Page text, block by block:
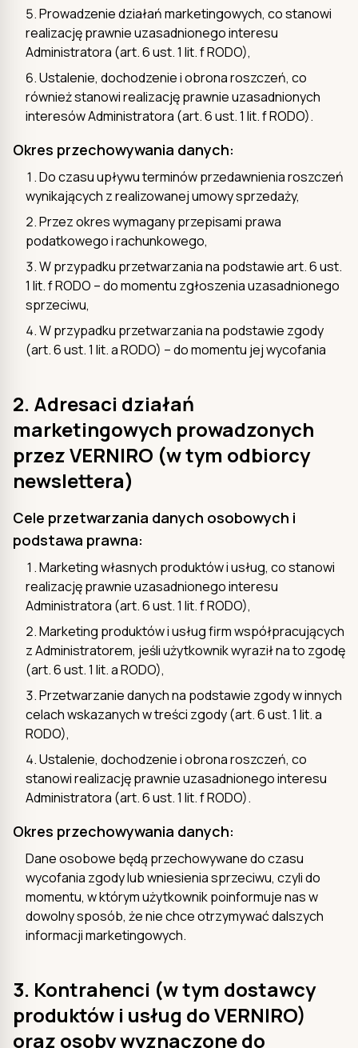
Prowadzenie działań marketingowych, co stanowi
realizację prawnie uzasadnionego interesu
Administratora (art. 6 ust. 1 lit. f RODO),
Ustalenie, dochodzenie i obrona roszczeń, co
również stanowi realizację prawnie uzasadnionych
interesów Administratora (art. 6 ust. 1 lit. f RODO).
Okres przechowywania danych:
Do czasu upływu terminów przedawnienia roszczeń
wynikających z realizowanej umowy sprzedaży,
Przez okres wymagany przepisami prawa
podatkowego i rachunkowego,
W przypadku przetwarzania na podstawie art. 6 ust.
1 lit. f RODO – do momentu zgłoszenia uzasadnionego
sprzeciwu,
W przypadku przetwarzania na podstawie zgody
(art. 6 ust. 1 lit. a RODO) – do momentu jej wycofania
2. Adresaci działań
marketingowych prowadzonych
przez VERNIRO (w tym odbiorcy
newslettera)
Cele przetwarzania danych osobowych i
podstawa prawna:
Marketing własnych produktów i usług, co stanowi
realizację prawnie uzasadnionego interesu
Administratora (art. 6 ust. 1 lit. f RODO),
Marketing produktów i usług firm współpracujących
z Administratorem, jeśli użytkownik wyraził na to zgodę
(art. 6 ust. 1 lit. a RODO),
Przetwarzanie danych na podstawie zgody w innych
celach wskazanych w treści zgody (art. 6 ust. 1 lit. a
RODO),
Ustalenie, dochodzenie i obrona roszczeń, co
stanowi realizację prawnie uzasadnionego interesu
Administratora (art. 6 ust. 1 lit. f RODO).
Okres przechowywania danych:
Dane osobowe będą przechowywane do czasu
wycofania zgody lub wniesienia sprzeciwu, czyli do
momentu, w którym użytkownik poinformuje nas w
dowolny sposób, że nie chce otrzymywać dalszych
informacji marketingowych.
3. Kontrahenci (w tym dostawcy
produktów i usług do VERNIRO)
oraz osoby wyznaczone do